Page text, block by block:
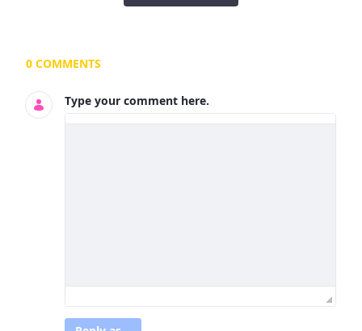
Documents and Media
0 COMMENTS
Type your comment here.